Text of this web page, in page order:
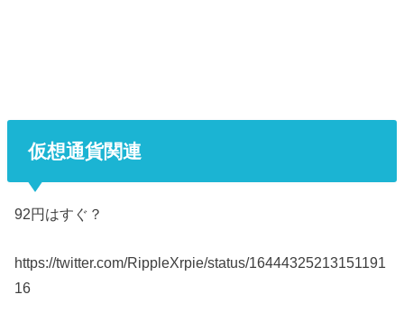
仮想通貨関連
92円はすぐ？
https://twitter.com/RippleXrpie/status/16444325213151191
16